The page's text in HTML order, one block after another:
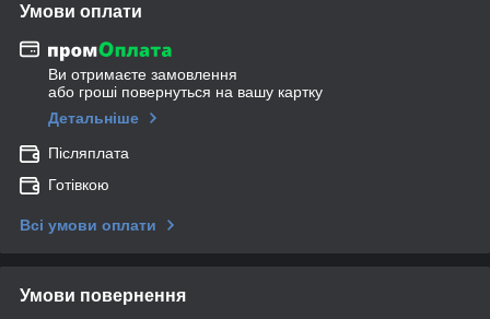
Умови оплати
Ви отримаєте замовлення
або гроші повернуться на вашу картку
Детальніше
Післяплата
Готівкою
Всі умови оплати
Умови повернення